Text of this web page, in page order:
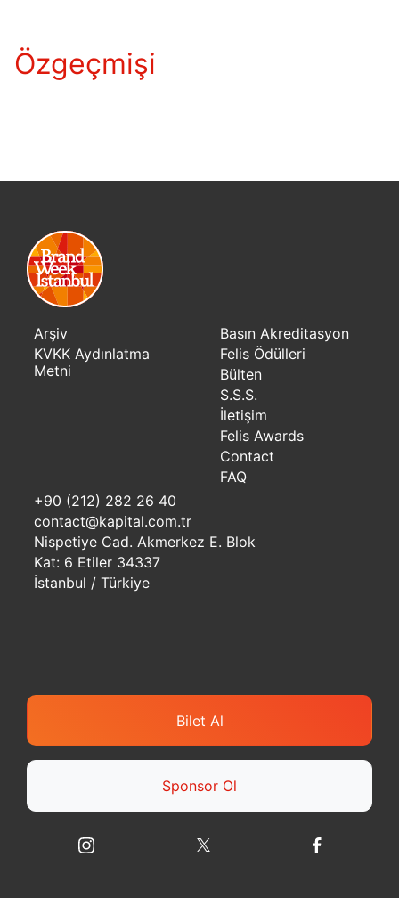
Özgeçmişi
Arşiv
KVKK Aydınlatma
Metni
Basın Akreditasyon
Felis Ödülleri
Bülten
S.S.S.
İletişim
Felis Awards
Contact
FAQ
+90 (212) 282 26 40
contact@kapital.com.tr
Nispetiye Cad. Akmerkez E. Blok
Kat: 6 Etiler 34337
İstanbul / Türkiye
Bilet Al
Sponsor Ol